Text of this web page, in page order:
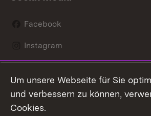
Facebook
Instagram
Mastodon
Youtube
Um unsere Webseite für Sie
und verbessern zu können,
Cookies.